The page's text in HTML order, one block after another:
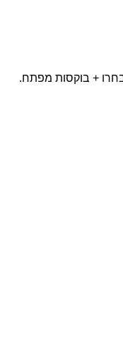
+ בוקסות מפתח.